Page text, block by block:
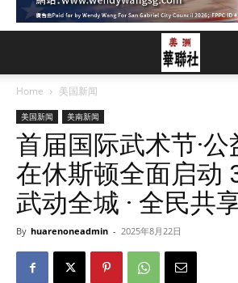
Home 美国新闻
美国新闻 美南新闻
首届国际武术节·
在休斯顿全面启动
武动全城 · 全民共
By huarenoneadmin - 2025年8月22日